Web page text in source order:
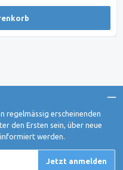
regelmässig erscheinenden
den Ersten sein, über neue
werden.
Jetzt anmelden